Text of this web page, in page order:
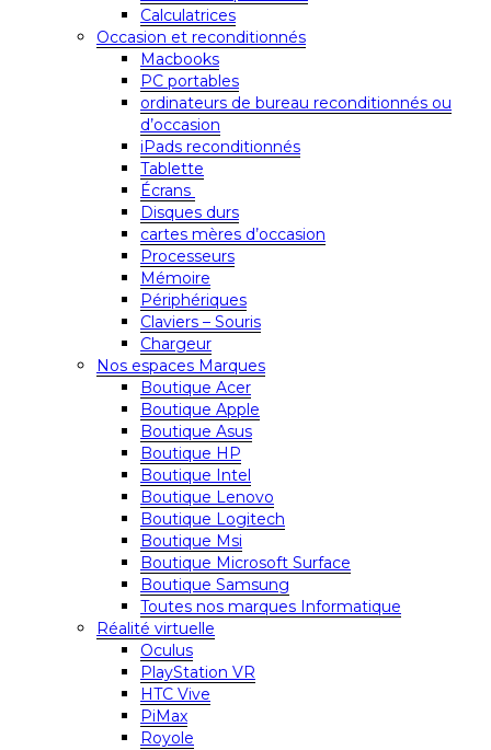
Calculatrices
Occasion et reconditionnés
Macbooks
PC portables
ordinateurs de bureau reconditionnés ou
d’occasion
iPads reconditionnés
Tablette
Écrans
Disques durs
cartes mères d’occasion
Processeurs
Mémoire
Périphériques
Claviers – Souris
Chargeur
Nos espaces Marques
Boutique Acer
Boutique Apple
Boutique Asus
Boutique HP
Boutique Intel
Boutique Lenovo
Boutique Logitech
Boutique Msi
Boutique Microsoft Surface
Boutique Samsung
Toutes nos marques Informatique
Réalité virtuelle
Oculus
PlayStation VR
HTC Vive
PiMax
Royole